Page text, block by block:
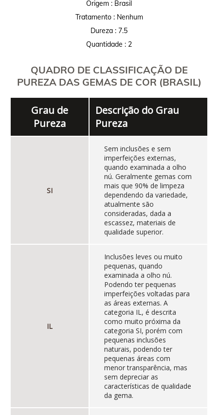
Origem : Brasil
Tratamento : Nenhum
Dureza : 7.5
Quantidade : 2
QUADRO DE CLASSIFICAÇÃO DE
PUREZA DAS GEMAS DE COR (BRASIL)
Grau de
Pureza
Descrição do Grau
Pureza
SI
Sem inclusões e sem
imperfeições externas,
quando examinada a olho
nú. Geralmente gemas com
mais que 90% de limpeza
dependendo da variedade,
atualmente são
consideradas, dada a
escassez, materiais de
qualidade superior.
IL
Inclusões leves ou muito
pequenas, quando
examinada a olho nú.
Podendo ter pequenas
imperfeições voltadas para
as áreas externas. A
categoria IL, é descrita
como muito próxima da
categoria SI, porém com
pequenas inclusões
naturais, podendo ter
pequenas áreas com
menor transparência, mas
sem depreciar as
características de qualidade
da gema.